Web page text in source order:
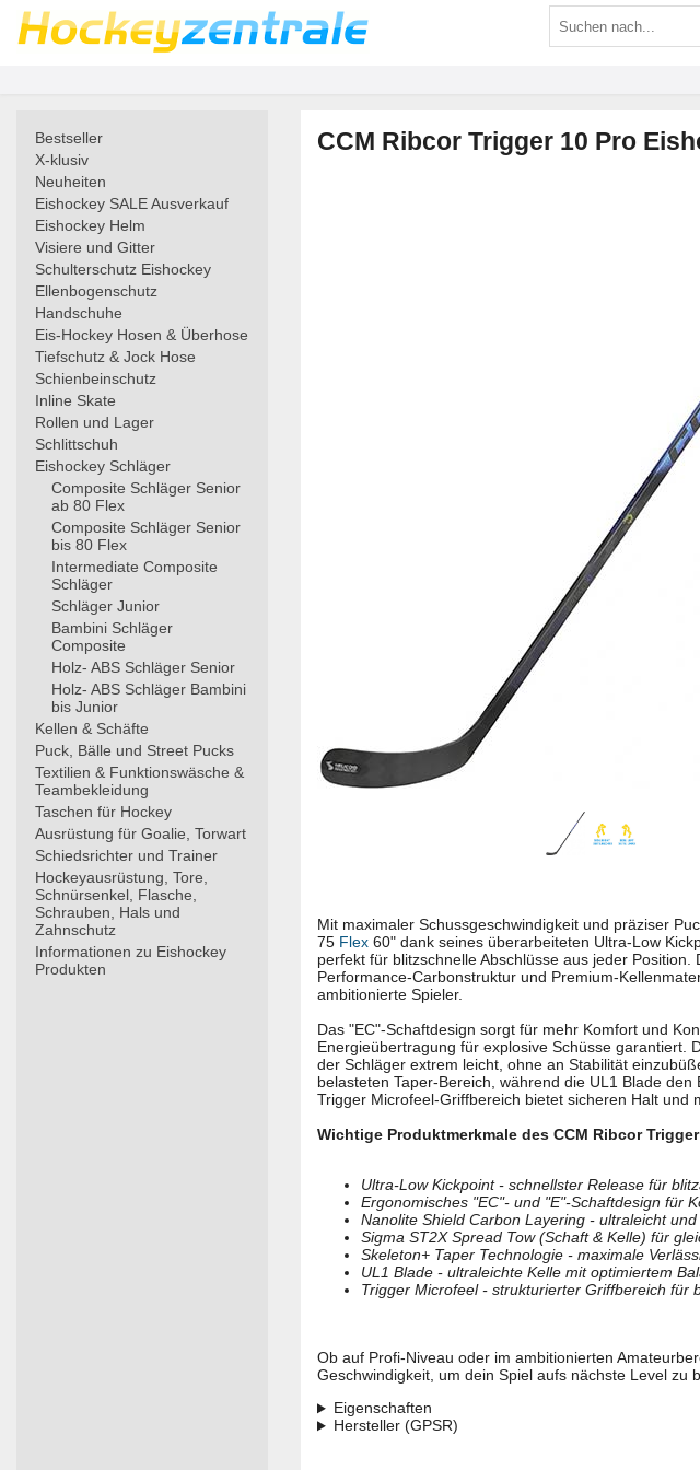
Bestseller
X-klusiv
Neuheiten
Eishockey SALE Ausverkauf
Eishockey Helm
Visiere und Gitter
Schulterschutz Eishockey
Ellenbogenschutz
Handschuhe
Eis-Hockey Hosen & Überhose
Tiefschutz & Jock Hose
Schienbeinschutz
Inline Skate
Rollen und Lager
Schlittschuh
Eishockey Schläger
Composite Schläger Senior
ab 80 Flex
Composite Schläger Senior
bis 80 Flex
Intermediate Composite
Schläger
Schläger Junior
Bambini Schläger
Composite
Holz- ABS Schläger Senior
Holz- ABS Schläger Bambini
bis Junior
Kellen & Schäfte
Puck, Bälle und Street Pucks
Textilien & Funktionswäsche &
Teambekleidung
Taschen für Hockey
Ausrüstung für Goalie, Torwart
Schiedsrichter und Trainer
Hockeyausrüstung, Tore,
Schnürsenkel, Flasche,
Schrauben, Hals und
Zahnschutz
Informationen zu Eishockey
Produkten
CCM Ribcor Trigger 10 Pro
Mit maximaler Schussgeschwindigkeit und präziser
75 Flex 60" dank seines überarbeiteten Ultra-Low
perfekt für blitzschnelle Abschlüsse aus jeder
Performance-Carbonstruktur und Premium-
ambitionierte Spieler.
Das "EC"-Schaftdesign sorgt für mehr Komfort und
Energieübertragung für explosive Schüsse garantiert.
der Schläger extrem leicht, ohne an Stabilität
belasteten Taper-Bereich, während die UL1 Blade
Trigger Microfeel-Griffbereich bietet sicheren Halt und
Wichtige Produktmerkmale des CCM Ribcor
Ultra-Low Kickpoint - schnellster Release für
Ergonomisches "EC"- und "E"-Schaftdesign für
Nanolite Shield Carbon Layering - ultraleicht
Sigma ST2X Spread Tow (Schaft & Kelle) für
Skeleton+ Taper Technologie - maximale
UL1 Blade - ultraleichte Kelle mit optimiertem
Trigger Microfeel - strukturierter Griffbereich für
Ob auf Profi-Niveau oder im ambitionierten
Geschwindigkeit, um dein Spiel aufs nächste Level zu
Eigenschaften
Hersteller (GPSR)